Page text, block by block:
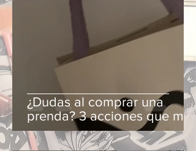
¿Dudas al comprar una
prenda? 3 acciones que me
han ayudado